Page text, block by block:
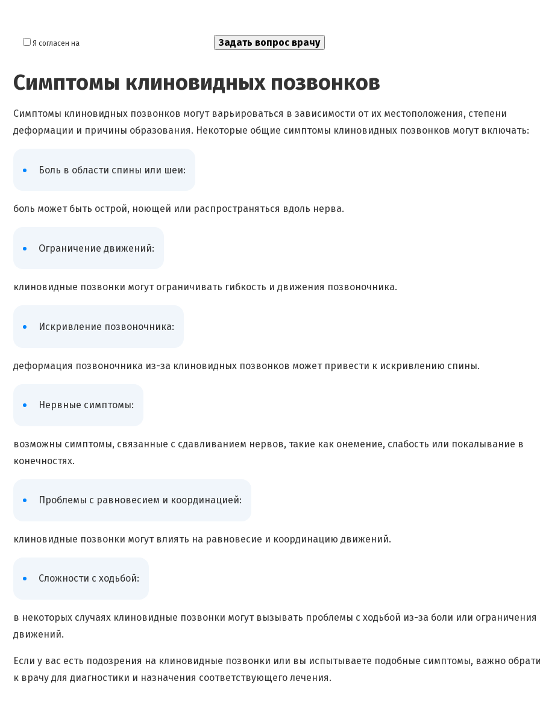
Я согласен на
Симптомы клиновидных позвонков
Симптомы клиновидных позвонков могут варьироваться в зависимости от их местоположения, степени
деформации и причины образования. Некоторые общие симптомы клиновидных позвонков могут включать:
Боль в области спины или шеи:
боль может быть острой, ноющей или распространяться вдоль нерва.
Ограничение движений:
клиновидные позвонки могут ограничивать гибкость и движения позвоночника.
Искривление позвоночника:
деформация позвоночника из-за клиновидных позвонков может привести к искривлению спины.
Нервные симптомы:
возможны симптомы, связанные с сдавливанием нервов, такие как онемение, слабость или покалывание в
конечностях.
Проблемы с равновесием и координацией:
клиновидные позвонки могут влиять на равновесие и координацию движений.
Сложности с ходьбой:
в некоторых случаях клиновидные позвонки могут вызывать проблемы с ходьбой из-за боли или ограничения
движений.
Если у вас есть подозрения на клиновидные позвонки или вы испытываете подобные симптомы, важно
к врачу для диагностики и назначения соответствующего лечения.